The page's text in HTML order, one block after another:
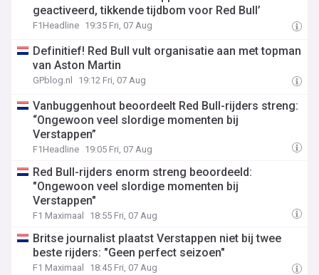
geactiveerd, tikkende tijdbom voor Red Bull’
F1Headline 19:35 Fri, 07 Aug
Definitief! Red Bull vult organisatie aan met topman
van Aston Martin
GPblog.nl 19:12 Fri, 07 Aug
Vanbuggenhout beoordeelt Red Bull-rijders streng:
“Ongewoon veel slordige momenten bij
Verstappen”
F1Headline 19:05 Fri, 07 Aug
Red Bull-rijders enorm streng beoordeeld:
"Ongewoon veel slordige momenten bij
Verstappen"
F1 Maximaal 18:55 Fri, 07 Aug
Britse journalist plaatst Verstappen niet bij twee
beste rijders: "Geen perfect seizoen"
F1 Maximaal 18:45 Fri, 07 Aug